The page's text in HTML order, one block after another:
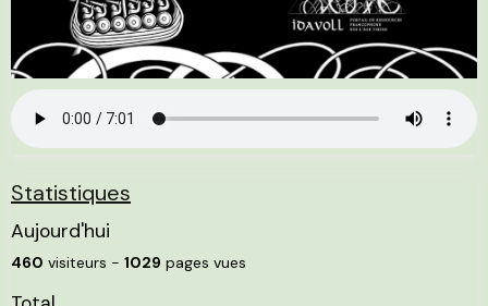
Statistiques
Aujourd'hui
460 visiteurs - 1029 pages vues